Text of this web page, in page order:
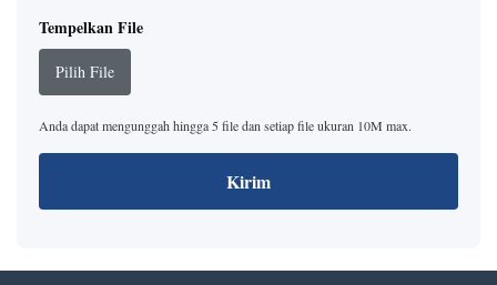
Tempelkan File
Pilih File
Anda dapat mengunggah hingga 5 file dan setiap file ukuran 10M max.
Kirim